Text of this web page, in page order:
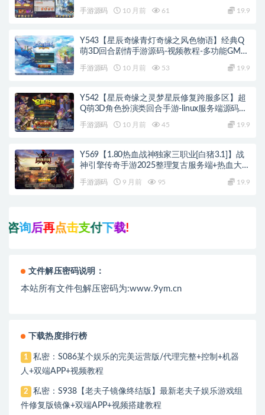
+Linux手工服务端+本地资源包+GM授权后台
+教程
手游源码 10 月前 61 19.9
Y543【星辰奇缘青灯奇缘之风色物语】经典Q
萌3D回合剧情手游源码-视频教程-多功能GM物
手游源码 10 月前 53 19.9
Y542【星辰奇缘之灵梦星辰修复跨服多区】超
Q萌3D角色扮演类回合手游-linux服务端源码视
手游源码 10 月前 45 19.9
Y569【1.80热血战神独家三职业[白猪3.1]】战
神引擎传奇手游2025整理复古服务端+热血大陆
手游源码 9 月前 95 19.9
再点击支付下载!
文件解压密码说明：
本站所有文件包解压密码为:www.9ym.cn
下载热度排行榜
1
私密：S086某个娱乐的完美运营版/代理完整+控制+机器
人+双端APP+视频教程
2
私密：S938【老夫子镜像终结版】最新老夫子娱乐游戏组
件修复版镜像+双端APP+视频搭建教程